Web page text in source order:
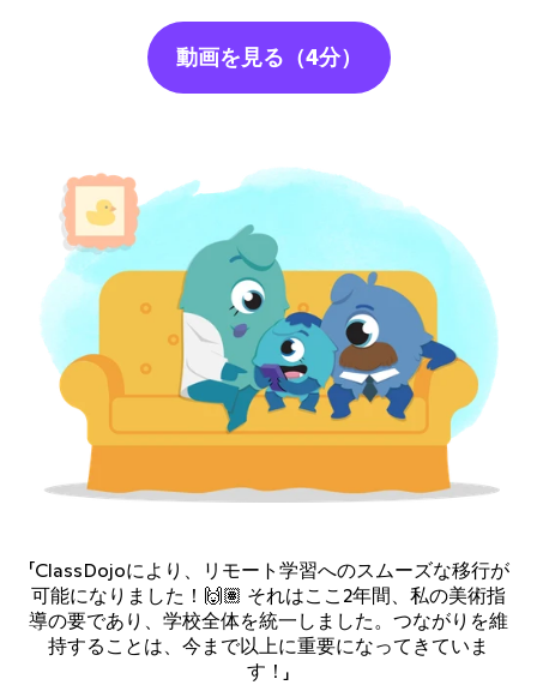
動画を見る（4分）
「ClassDojoにより、リモート学習へのスムーズな移行が
可能になりました！🙌🏽 それはここ2年間、私の美術指
導の要であり、学校全体を統一しました。つながりを維
持することは、今まで以上に重要になってきていま
す！」